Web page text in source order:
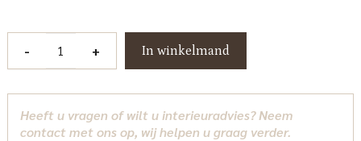
-
+
+ In winkelmand
Heeft u vragen of wilt u interieuradvies? Neem
contact met ons op, wij helpen u graag verder.